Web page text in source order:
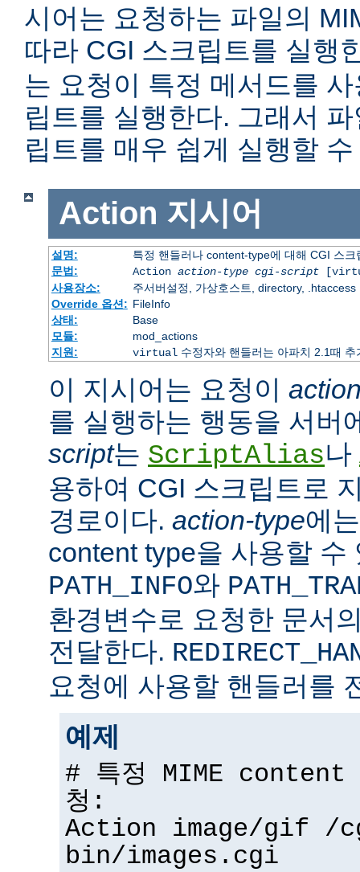
시어는 요청하는 파일의
따라 CGI 스크립트를 실행
는 요청이 특정 메서드를
립트를 실행한다. 그래서
립트를 매우 쉽게 실행할
Action 지시어
설명:
특정 핸들러나 content-type에 대해 CGI 스크
문법:
Action action-type cgi-script
사용장소:
주서버설정, 가상호스트, directory, .htaccess
Override 옵션: FileInfo
상태:
Base
모듈:
mod_actions
지원:
virtual 수정자와 핸들러는 아파치 2.1때 추
이 지시어는 요청이
를 실행하는 행동을 서버
script는 ScriptAlias나
용하여 CGI 스크립트로
경로이다. action-type에
content type을 사용할 수
PATH_INFO와
환경변수로 요청한 문서
전달한다.
요청에 사용할 핸들러를
예제
# 특정 MIME content
청:
Action image/gif /
bin/images.cgi